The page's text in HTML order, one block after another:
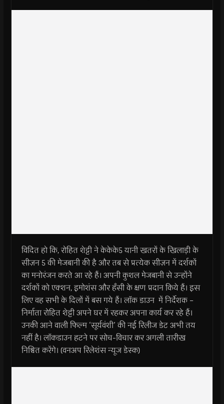
विदित हो कि, रोहित शेट्टी ने केकेके5 यानी खतरों के खिलाड़ी के
सीज़न 5 की मेजबानी की है और तब से प्रत्येक सीज़न में दर्शकों
का मनोरंजन करते आ रहे हैं। अपनी कुशल मेजबानी से उन्होंने
दर्शकों को एक्शन, इमोशंस और हँसी के क्षण प्रदान किये हैं। इस
लिए वह सभी के दिलों में बस गये हैं। लाॅक डाउन में निर्देशक –
निर्माता रोहित शेट्टी अपने घर में रहकर अपना कार्य कर रहे हैं।
उनकी आने वाली फिल्म ‘सूर्यवंशी’ की नई रिलीज डेट अभी तय
नहीं है। लाॅकडाउन हटने पर सोच-विचार कर अगली तारीख
निश्चित करेंगे। (वनअप रिलेशंस न्यूज डेस्क)